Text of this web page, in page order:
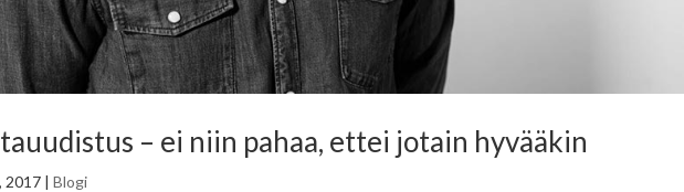
– ei niin pahaa, ettei jotain hyvääkin
2017 |Blogi